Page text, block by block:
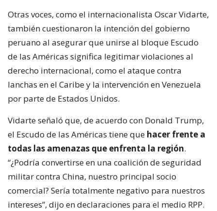
Otras voces, como el internacionalista Oscar Vidarte,
también cuestionaron la intención del gobierno
peruano al asegurar que unirse al bloque Escudo
de las Américas significa legitimar violaciones al
derecho internacional, como el ataque contra
lanchas en el Caribe y la intervención en Venezuela
por parte de Estados Unidos.
Vidarte señaló que, de acuerdo con Donald Trump,
el Escudo de las Américas tiene que hacer frente a
todas las amenazas que enfrenta la región.
“¿Podría convertirse en una coalición de seguridad
militar contra China, nuestro principal socio
comercial? Sería totalmente negativo para nuestros
intereses”, dijo en declaraciones para el medio RPP.